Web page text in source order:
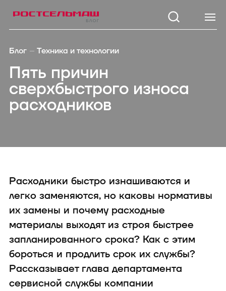
комбайны
Тракторы
Кормоуборочные
комбайны
Посевная техника
Опрыскиватели
Внесение удобрений
Зерноперерабатывающая
техника
Дорожно-коммунальная
техника
STRIGE
KOLIBRI
Блог Техника и технологии
Пять причин
сверхбыстрого износа
расходников
Расходники быстро изнашиваются и
легко заменяются, но каковы нормативы
их замены и почему расходные
материалы выходят из строя быстрее
запланированного срока? Как с этим
бороться и продлить срок их службы?
Рассказывает глава департамента
сервисной службы компании